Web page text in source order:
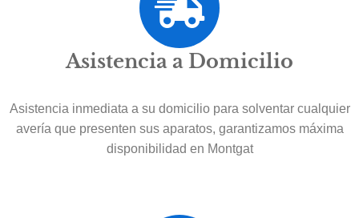
Asistencia a Domicilio
Asistencia inmediata a su domicilio para solventar cualquier
avería que presenten sus aparatos, garantizamos máxima
disponibilidad en Montgat